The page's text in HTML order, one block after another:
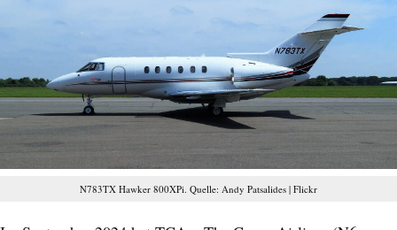
N783TX Hawker 800XPi. Quelle: Andy Patsalides | Flickr